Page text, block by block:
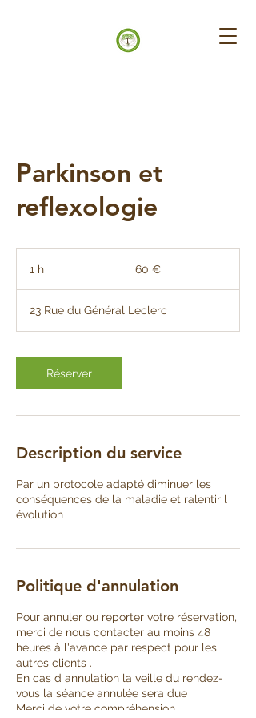
Parkinson et
reflexologie
1 h 60 €
23 Rue du Général Leclerc
Réserver
Description du service
Par un protocole adapté diminuer les
conséquences de la maladie et ralentir l
évolution
Politique d'annulation
Pour annuler ou reporter votre réservation,
merci de nous contacter au moins 48
heures à l'avance par respect pour les
autres clients .
En cas d annulation la veille du rendez-
vous la séance annulée sera due
Merci de votre compréhension.